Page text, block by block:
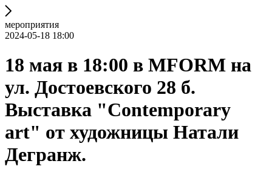
мероприятия
2024-05-18 18:00
18 мая в 18:00 в MFORM на
ул. Достоевского 28 б.
Выставка "Contemporary
art" от художницы Натали
Дегранж.